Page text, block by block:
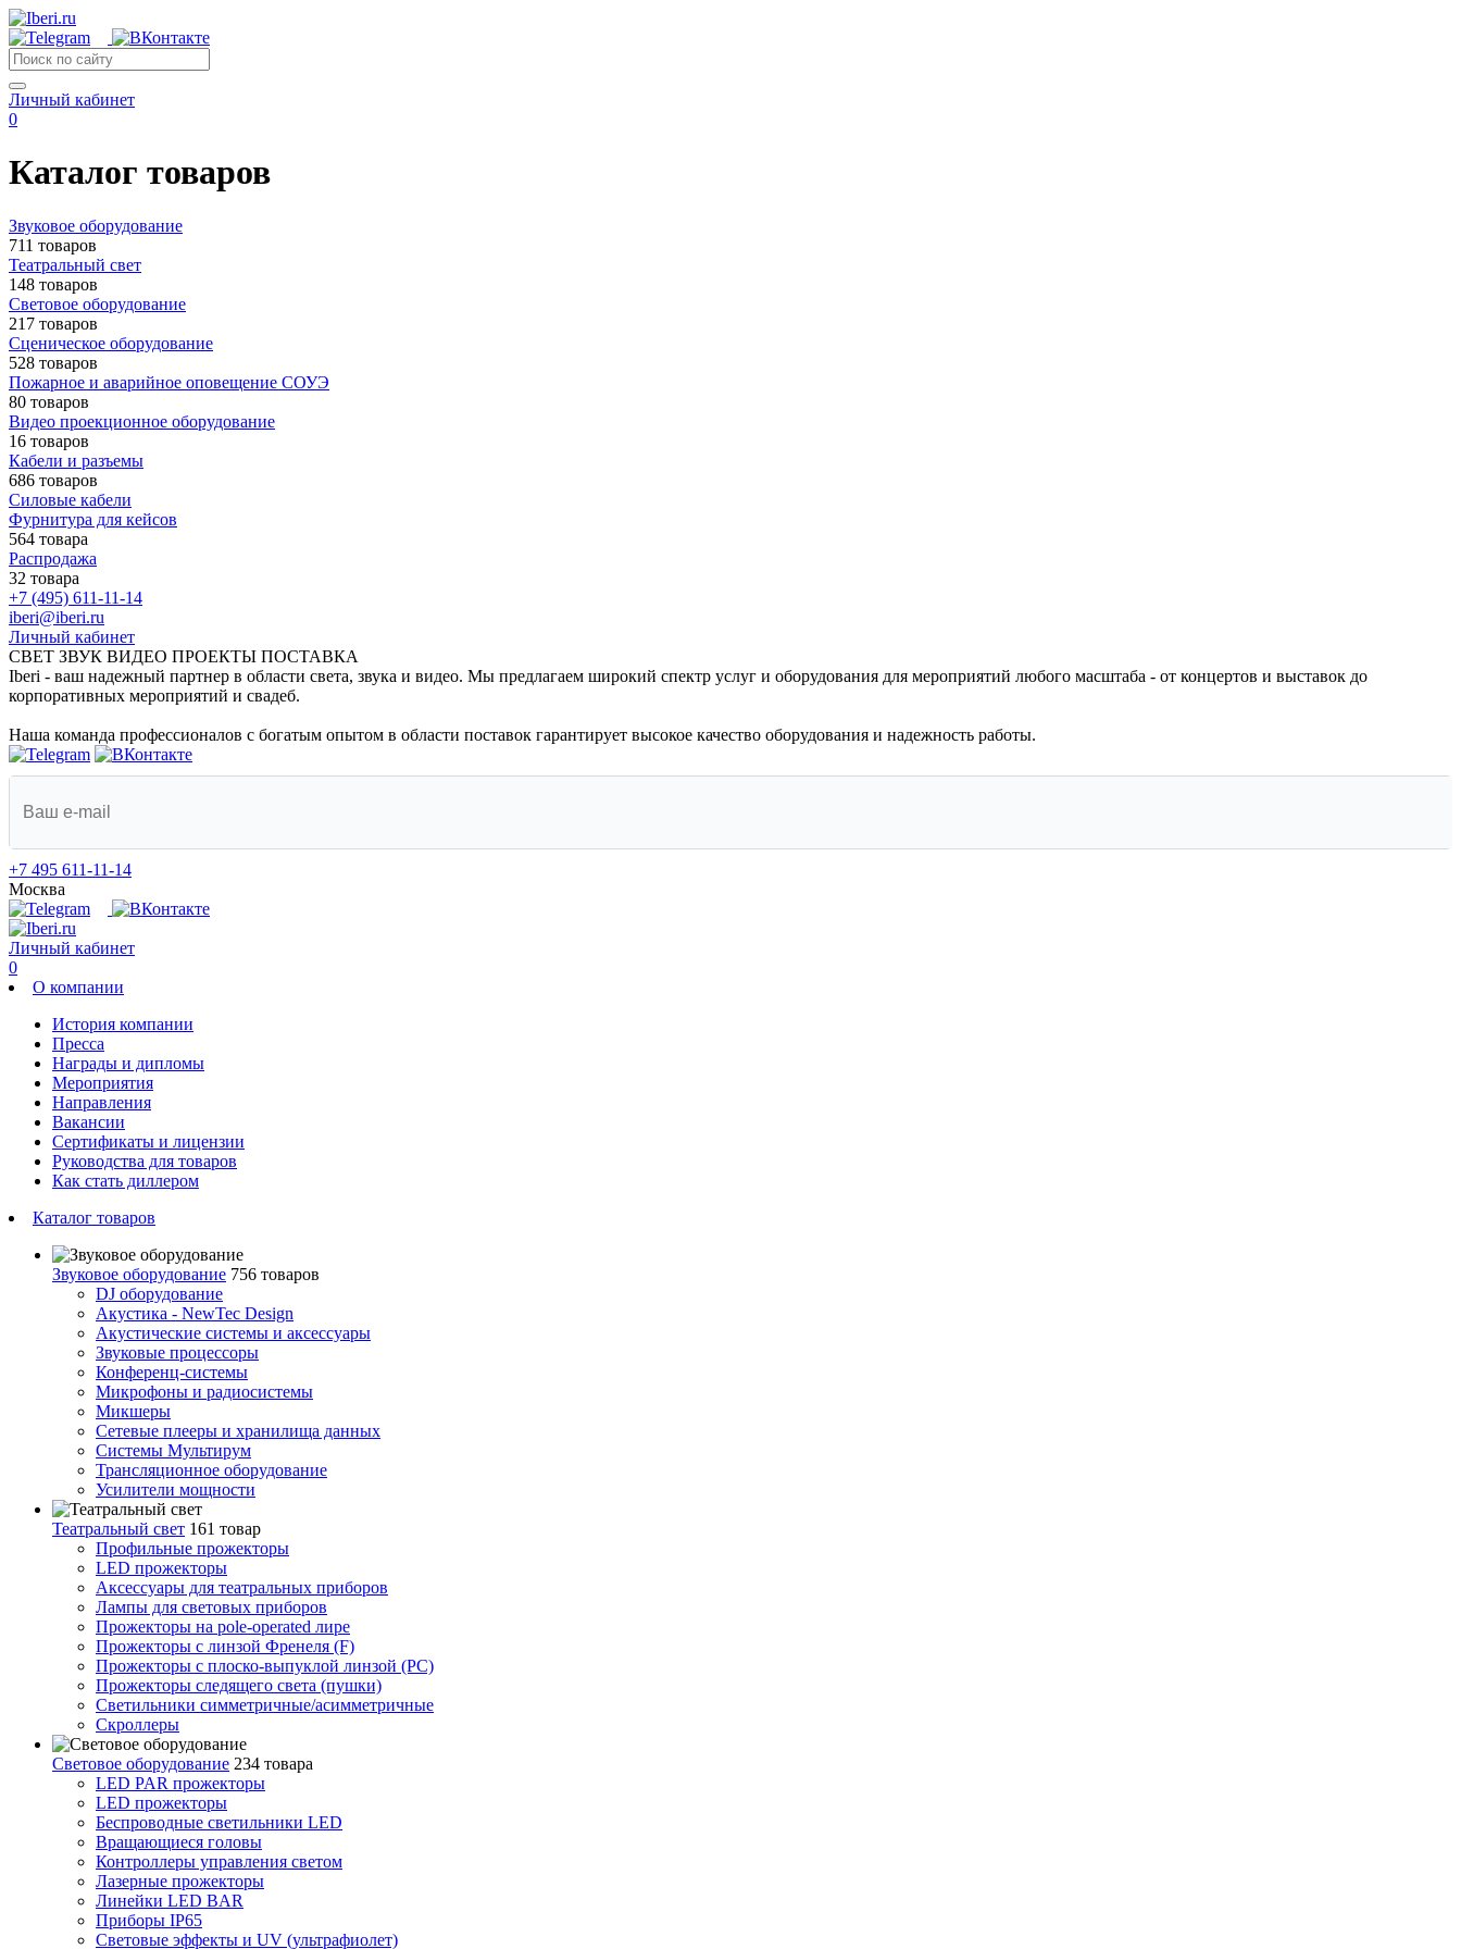
Личный кабинет
0
Каталог товаров
Звуковое оборудование
711 товаров
Театральный свет
148 товаров
Световое оборудование
217 товаров
Сценическое оборудование
528 товаров
Пожарное и аварийное оповещение СОУЭ
80 товаров
Видео проекционное оборудование
16 товаров
Кабели и разъемы
686 товаров
Силовые кабели
Фурнитура для кейсов
564 товара
Распродажа
32 товара
+7 (495) 611-11-14
iberi@iberi.ru
Личный кабинет
СВЕТ ЗВУК ВИДЕО ПРОЕКТЫ ПОСТАВКА
Iberi - ваш надежный партнер в области света, звука и видео. Мы предлагаем широкий спектр услуг и оборудования для мероприятий любого масштаба - от концертов и выставок до
корпоративных мероприятий и свадеб.
Наша команда профессионалов с богатым опытом в области поставок гарантирует высокое качество оборудования и надежность работы.
+7 495 611-11-14
Москва
Личный кабинет
0
О компании
История компании
Пресса
Награды и дипломы
Мероприятия
Направления
Вакансии
Сертификаты и лицензии
Руководства для товаров
Как стать диллером
Каталог товаров
Звуковое оборудование 756 товаров
DJ оборудование
Акустика - NewTec Design
Акустические системы и аксессуары
Звуковые процессоры
Конференц-системы
Микрофоны и радиосистемы
Микшеры
Сетевые плееры и хранилища данных
Системы Мультирум
Трансляционное оборудование
Усилители мощности
Театральный свет 161 товар
Профильные прожекторы
LED прожекторы
Аксессуары для театральных приборов
Лампы для световых приборов
Прожекторы на pole-operated лире
Прожекторы с линзой Френеля (F)
Прожекторы с плоско-выпуклой линзой (PC)
Прожекторы следящего света (пушки)
Светильники симметричные/асимметричные
Скроллеры
Световое оборудование 234 товара
LED PAR прожекторы
LED прожекторы
Беспроводные светильники LED
Вращающиеся головы
Контроллеры управления светом
Лазерные прожекторы
Линейки LED BAR
Приборы IP65
Световые эффекты и UV (ультрафиолет)